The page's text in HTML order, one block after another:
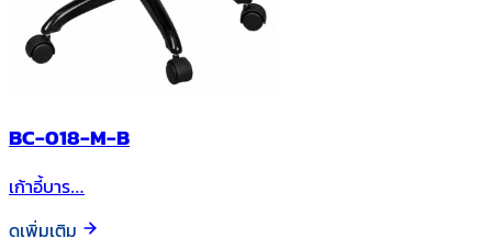
BC-018-M-B
เก้าอี้บาร…
ดูเพิ่มเติม